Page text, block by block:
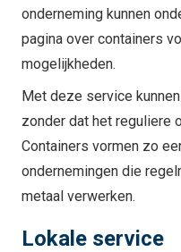
onderneming kunnen
pagina over containers
mogelijkheden.
Met deze service
zonder dat het reguliere
Containers vormen zo
ondernemingen die
metaal verwerken.
Lokale service